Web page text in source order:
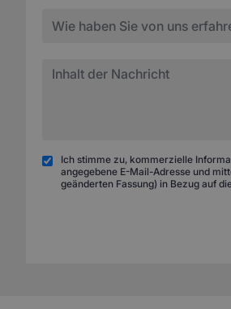
Ich stimme zu, kommerzielle
angegebene E-Mail-Adresse und
geänderten Fassung) in Bezug auf